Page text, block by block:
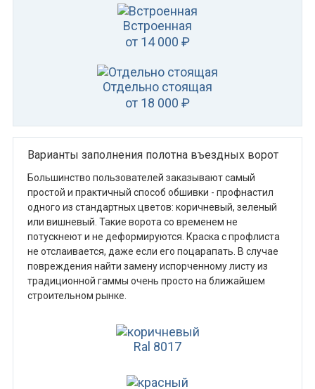
Встроенная
от 14 000 ₽
Отдельно стоящая
от 18 000 ₽
Варианты заполнения полотна въездных ворот
Большинство пользователей заказывают самый
простой и практичный способ обшивки - профнастил
одного из стандартных цветов: коричневый, зеленый
или вишневый. Такие ворота со временем не
потускнеют и не деформируются. Краска с профлиста
не отслаивается, даже если его поцарапать. В случае
повреждения найти замену испорченному листу из
традиционной гаммы очень просто на ближайшем
строительном рынке.
Ral 8017